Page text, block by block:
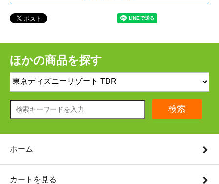
ほかの商品を探す
検索
ホーム
カートを見る